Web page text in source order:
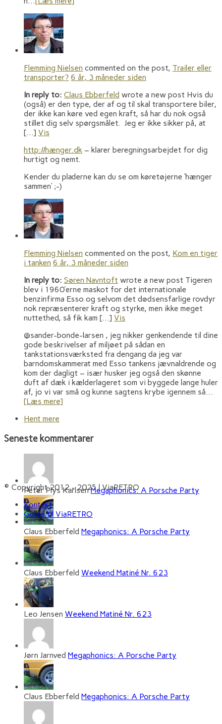
Flemming Nielsen commented on the post, Trailer eller
transporter? 6 år, 3 måneder siden
In reply to: Claus Ebberfeld wrote a new post Hvis du
(også) er den type, der af og til skal transportere biler,
der ikke kan køre ved egen kraft, så har du nok også
stillet dig selv spørgsmålet. Jeg er ikke sikker på, at
[…] Vis
http://hænger.dk – klarer beregningsarbejdet for dig
hurtigt og nemt.
Kender du pladerne kan du se om køretøjerne ‘hænger
sammen’ ;-)
Flemming Nielsen commented on the post, Kom en tiger
i tanken 6 år, 3 måneder siden
In reply to: Søren Navntoft wrote a new post Tigeren
blev i 1960’erne maskot for det internationale
benzinfirma Esso og selvom det dødsensfarlige rovdyr
nok repræsenterer kraft og styrke, men ikke meget
nuttethed, så fik kam […] Vis
@sander-bonde-larsen , jeg nikker genkendende til dine
gode beskrivelser af miljøet på sådan en
tankstationsværksted fra dengang da jeg var
barndomskammerat med Esso tankens jævnaldrende og
kom der dagligt – især husker jeg også den skønne
duft af dæk i kælderlageret som vi byggede lange huler
af, jo vi var små og kunne sagtens krybe igennem så…
[Læs mere]
Hent mere
Seneste kommentarer
Peter Plys KarlsenMegaphonics: A Porsche Party
Claus Ebberfeld Megaphonics: A Porsche Party
Claus Ebberfeld Weekend Matiné Nr. 623
Leo Jensen Weekend Matiné Nr. 623
Jørn Jarnved Megaphonics: A Porsche Party
Claus Ebberfeld Megaphonics: A Porsche Party
© Copyright 2012 - 2025 | ViaRETRO
Kontakt
Guide til ViaRETRO